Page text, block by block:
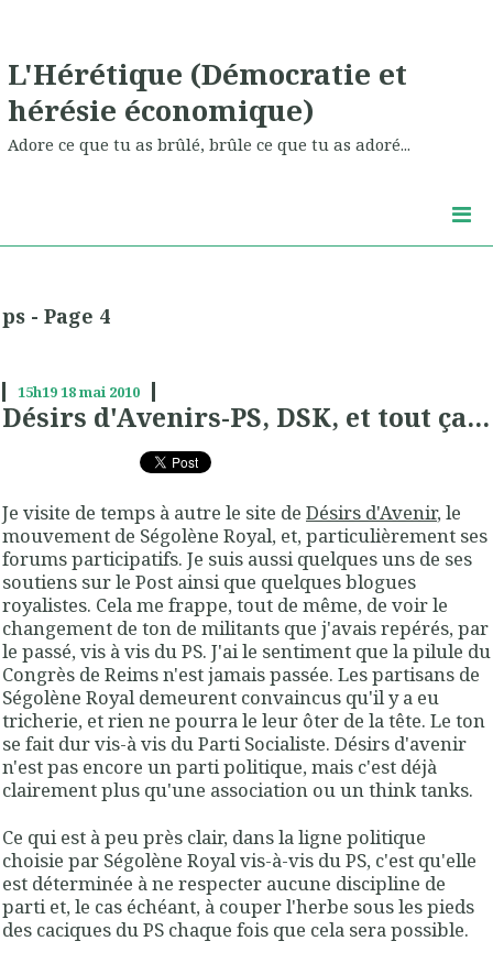
L'Hérétique (Démocratie et
hérésie économique)
Adore ce que tu as brûlé, brûle ce que tu as adoré...
ps - Page 4
15h1918mai 2010
Désirs d'Avenirs-PS, DSK, et tout ça...
Je visite de temps à autre le site de Désirs d'Avenir, le
mouvement de Ségolène Royal, et, particulièrement ses
forums participatifs. Je suis aussi quelques uns de ses
soutiens sur le Post ainsi que quelques blogues
royalistes. Cela me frappe, tout de même, de voir le
changement de ton de militants que j'avais repérés, par
le passé, vis à vis du PS. J'ai le sentiment que la pilule du
Congrès de Reims n'est jamais passée. Les partisans de
Ségolène Royal demeurent convaincus qu'il y a eu
tricherie, et rien ne pourra le leur ôter de la tête. Le ton
se fait dur vis-à vis du Parti Socialiste. Désirs d'avenir
n'est pas encore un parti politique, mais c'est déjà
clairement plus qu'une association ou un think tanks.
Ce qui est à peu près clair, dans la ligne politique
choisie par Ségolène Royal vis-à-vis du PS, c'est qu'elle
est déterminée à ne respecter aucune discipline de
parti et, le cas échéant, à couper l'herbe sous les pieds
des caciques du PS chaque fois que cela sera possible.